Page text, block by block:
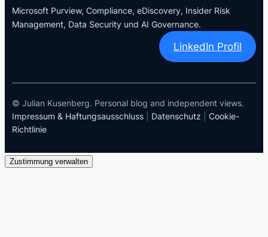
Microsoft Purview, Compliance, eDiscovery, Insider Risk
Management, Data Security und AI Governance.
LinkedIn Profil
© Julian Kusenberg. Personal blog and independent views.
Impressum & Haftungsausschluss
Datenschutz
Cookie-
Richtlinie
Zustimmung verwalten